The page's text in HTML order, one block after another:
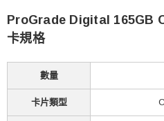
ProGrade Digital 165GB
卡規格
數量
卡片類型